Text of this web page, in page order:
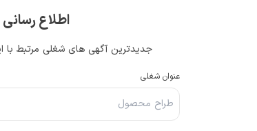
اطلاع
جدیدترین آگهی های شغلی مرتبط با
عنوان شغلی